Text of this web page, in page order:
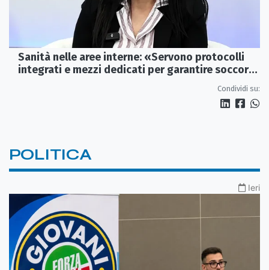
Sanità nelle aree interne: «Servono protocolli
integrati e mezzi dedicati per garantire soccorsi
Condividi su:
POLITICA
Ieri